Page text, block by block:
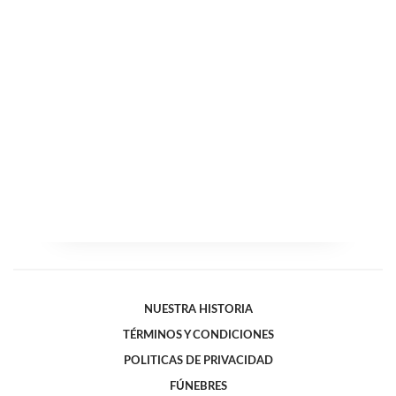
NUESTRA HISTORIA
TÉRMINOS Y CONDICIONES
POLITICAS DE PRIVACIDAD
FÚNEBRES